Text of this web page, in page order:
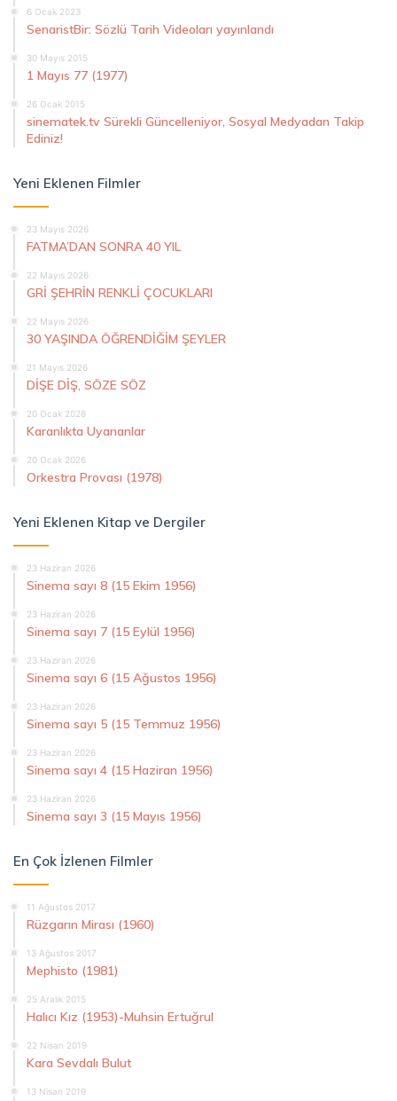
6 Ocak 2023
SenaristBir: Sözlü Tarih Videoları yayınlandı
30 Mayıs 2015
1 Mayıs 77 (1977)
26 Ocak 2015
sinematek.tv Sürekli Güncelleniyor, Sosyal Medyadan Takip
Ediniz!
Yeni Eklenen Filmler
23 Mayıs 2026
FATMA’DAN SONRA 40 YIL
22 Mayıs 2026
GRİ ŞEHRİN RENKLİ ÇOCUKLARI
22 Mayıs 2026
30 YAŞINDA ÖĞRENDİĞİM ŞEYLER
21 Mayıs 2026
DİŞE DİŞ, SÖZE SÖZ
20 Ocak 2026
Karanlıkta Uyananlar
20 Ocak 2026
Orkestra Provası (1978)
Yeni Eklenen Kitap ve Dergiler
23 Haziran 2026
Sinema sayı 8 (15 Ekim 1956)
23 Haziran 2026
Sinema sayı 7 (15 Eylül 1956)
23 Haziran 2026
Sinema sayı 6 (15 Ağustos 1956)
23 Haziran 2026
Sinema sayı 5 (15 Temmuz 1956)
23 Haziran 2026
Sinema sayı 4 (15 Haziran 1956)
23 Haziran 2026
Sinema sayı 3 (15 Mayıs 1956)
En Çok İzlenen Filmler
11 Ağustos 2017
Rüzgarın Mirası (1960)
13 Ağustos 2017
Mephisto (1981)
25 Aralık 2015
Halıcı Kız (1953)-Muhsin Ertuğrul
22 Nisan 2019
Kara Sevdalı Bulut
13 Nisan 2019